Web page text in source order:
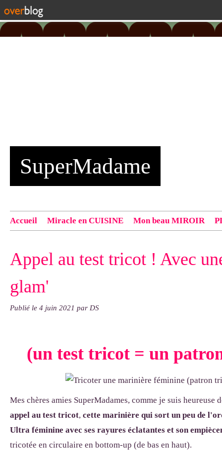
SuperMadame
Accueil Miracle en CUISINE Mon beau MIROIR
exemple : "Bonnet cloche From Annie", "Veste Rue
Appel au test tricot ! Avec
glam'
Publié le 4 juin 2021 par DS
(un test tricot = un
Mes chères amies SuperMadames, comme je suis heureuse
appel au test tricot, cette marinière qui sort un peu de
Ultra féminine avec ses rayures éclatantes et son
tricotée en circulaire en bottom-up (de bas en haut).